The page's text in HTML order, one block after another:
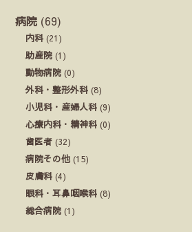
病院 (69)
内科 (21)
助産院 (1)
動物病院 (0)
外科・整形外科 (8)
小児科・産婦人科 (9)
心療内科・精神科 (0)
歯医者 (32)
病院その他 (15)
皮膚科 (4)
眼科・耳鼻咽喉科 (8)
総合病院 (1)